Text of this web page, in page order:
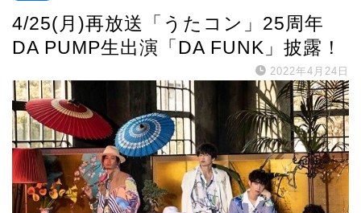
4/25(月)再放送「うたコン」25周年
DA PUMP生出演「DA FUNK」披露！
2022年4月24日